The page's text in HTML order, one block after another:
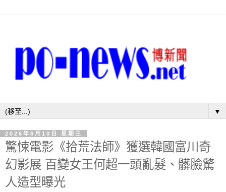
▼
2026年6月10日 星期三
驚悚電影《拾荒法師》獲選韓國富川奇
幻影展 百變女王何超一頭亂髮、髒臉驚
人造型曝光